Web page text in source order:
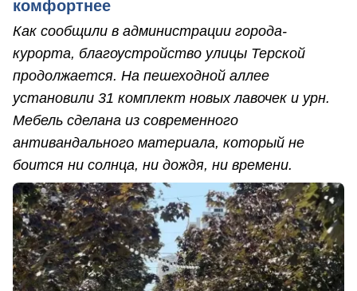
комфортнее
Как сообщили в администрации города-
курорта, благоустройство улицы Терской
продолжается. На пешеходной аллее
установили 31 комплект новых лавочек и урн.
Мебель сделана из современного
антивандального материала, который не
боится ни солнца, ни дождя, ни времени.